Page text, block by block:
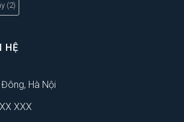
(2)
HỆ
Hà Nội
XXX